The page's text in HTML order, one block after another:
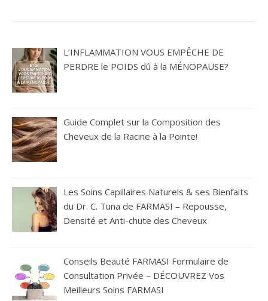
L’INFLAMMATION VOUS EMPÊCHE DE
PERDRE le POIDS dû à la MÉNOPAUSE?
Guide Complet sur la Composition des
Cheveux de la Racine à la Pointe!
Les Soins Capillaires Naturels & ses Bienfaits
du Dr. C. Tuna de FARMASI – Repousse,
Densité et Anti-chute des Cheveux
Conseils Beauté FARMASI Formulaire de
Consultation Privée – DÉCOUVREZ Vos
Meilleurs Soins FARMASI